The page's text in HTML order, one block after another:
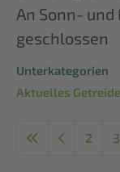
An Sonn-
geschlossen
Unterkategorien
Aktuelles
2 3